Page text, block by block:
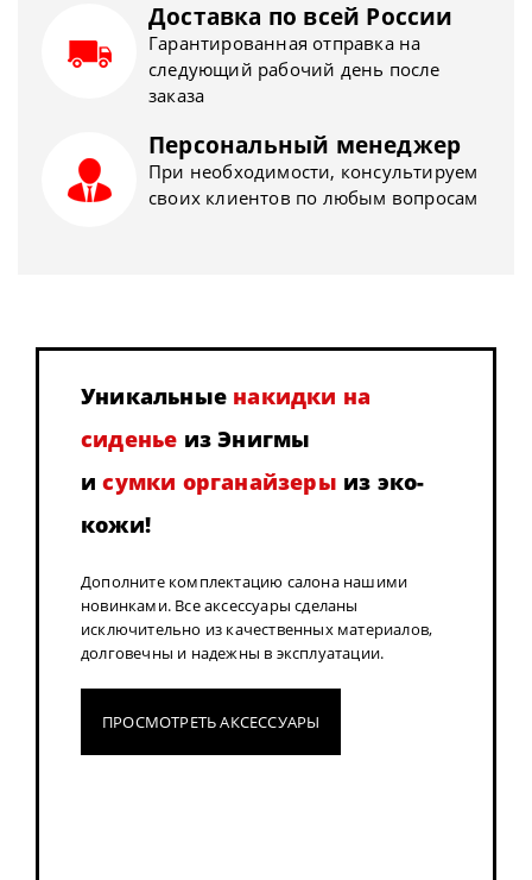
Доставка по всей России
Гарантированная отправка на
следующий рабочий день после
заказа
Персональный менеджер
При необходимости, консультируем
своих клиентов по любым вопросам
Уникальные накидки на
сиденье из Энигмы
исумки органайзеры из эко-
кожи!
Дополните комплектацию салона нашими
новинками. Все аксессуары сделаны
исключительно из качественных материалов,
долговечны и надежны в эксплуатации.
ПРОСМОТРЕТЬ АКСЕССУАРЫ